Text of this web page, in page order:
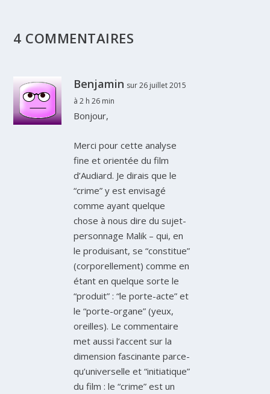
4 COMMENTAIRES
Benjamin sur 26 juillet 2015
à 2 h 26 min
Bonjour,
Merci pour cette analyse
fine et orientée du film
d’Audiard. Je dirais que le
“crime” y est envisagé
comme ayant quelque
chose à nous dire du sujet-
personnage Malik – qui, en
le produisant, se “constitue”
(corporellement) comme en
étant en quelque sorte le
“produit” : “le porte-acte” et
le “porte-organe” (yeux,
oreilles). Le commentaire
met aussi l’accent sur la
dimension fascinante parce-
qu’universelle et “initiatique”
du film : le “crime” est un